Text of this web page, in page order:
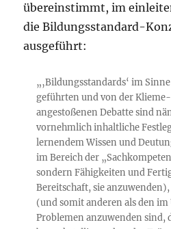
übereinstimmt, im
die Bildungsstandard-
ausgeführt:
„‚Bildungsstandards‘ im
geführten und von der
angestoßenen Debatte sind
vornehmlich inhaltliche
lernendem Wissen und
im Bereich der
sondern Fähigkeiten und
Bereitschaft, sie
(und somit anderen als den
Problemen anzuwenden sind,